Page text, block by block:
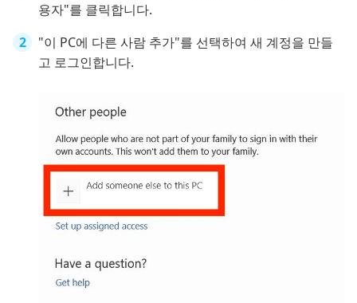
용자"를 클릭합니다.
"이 PC에 다른 사람 추가"를 선택하여 새 계정을 만들
고 로그인합니다.